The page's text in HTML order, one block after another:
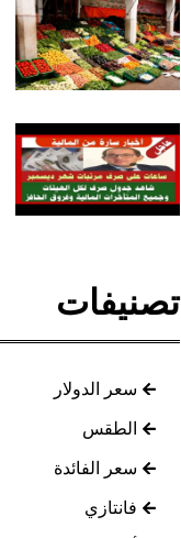
تصنيفات
سعر الدولار
الطقس
سعر الفائدة
فانتازي